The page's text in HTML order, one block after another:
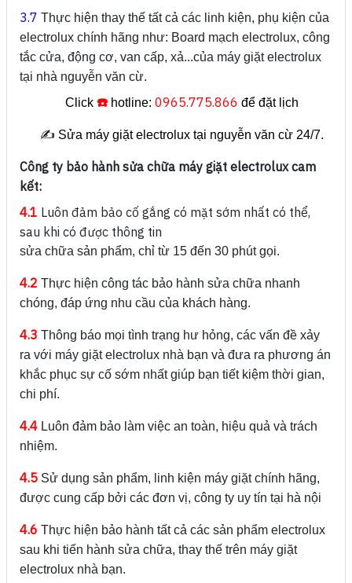
3.7 Thực hiện thay thế tất cả các linh kiện, phụ kiện của
electrolux chính hãng như: Board mạch electrolux, công
tắc cửa, động cơ, van cấp, xả...của máy giặt electrolux
tại nhà nguyễn văn cừ.
Click ☎️ hotline: 0965.775.866 để đặt lịch
✍️ Sửa máy giặt electrolux tại nguyễn văn cừ 24/7.
Công ty bảo hành sửa chữa máy giặt electrolux cam
kết:
4.1 Luôn đảm bảo cố gắng có mặt sớm nhất có thể,
sau khi có được thông tin
sửa chữa sản phẩm, chỉ từ 15 đến 30 phút gọi.
4.2 Thực hiện công tác bảo hành sửa chữa nhanh
chóng, đáp ứng nhu cầu của khách hàng.
4.3 Thông báo mọi tình trạng hư hỏng, các vấn đề xảy
ra với máy giặt electrolux nhà bạn và đưa ra phương án
khắc phục sự cố sớm nhất giúp bạn tiết kiệm thời gian,
chi phí.
4.4 Luôn đảm bảo làm việc an toàn, hiệu quả và trách
nhiệm.
4.5 Sử dụng sản phẩm, linh kiện máy giặt chính hãng,
được cung cấp bởi các đơn vị, công ty uy tín tại hà nội
4.6 Thực hiện bảo hành tất cả các sản phẩm electrolux
sau khi tiến hành sửa chữa, thay thế trên máy giặt
electrolux nhà bạn.